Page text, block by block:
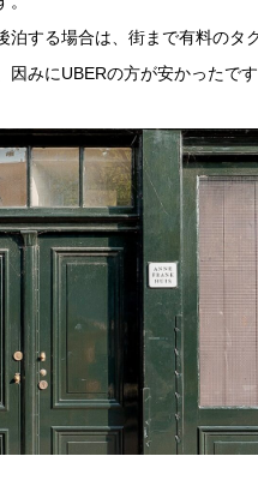
泊する場合は、街まで有料のタ
因みにUBERの方が安かったで